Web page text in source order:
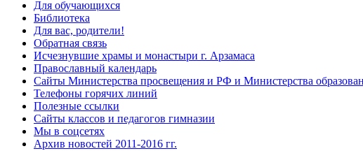
Для обучающихся
Библиотека
Для вас, родители!
Обратная связь
Исчезнувшие храмы и монастыри г. Арзамаса
Православный календарь
Сайты Министерства просвещения и РФ и Министерства
Телефоны горячих линий
Полезные ссылки
Сайты классов и педагогов гимназии
Мы в соцсетях
Архив новостей 2011-2016 гг.